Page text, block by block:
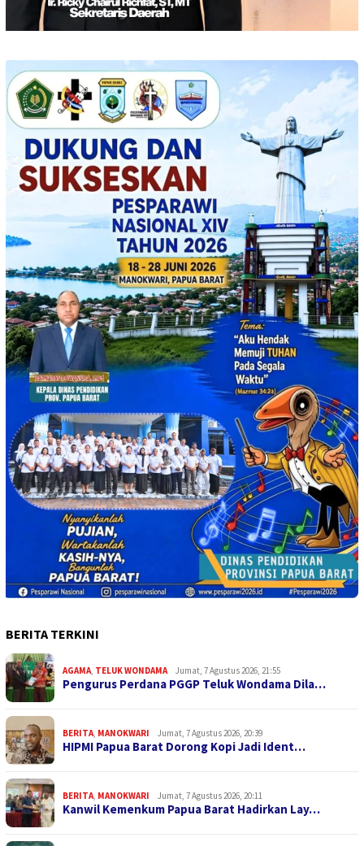
BERITA TERKINI
AGAMA TELUK WONDAMA Jumat, 7 Agustus 2026, 21:55
Pengurus Perdana PGGP Teluk Wondama Dila…
BERITA MANOKWARI Jumat, 7 Agustus 2026, 20:39
HIPMI Papua Barat Dorong Kopi Jadi Ident…
BERITA MANOKWARI Jumat, 7 Agustus 2026, 20:11
Kanwil Kemenkum Papua Barat Hadirkan Lay…